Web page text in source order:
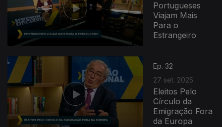
Portugueses
Viajam Mais
Para o
Estrangeiro
Ep. 32
27 set. 2025
Eleitos Pelo
Círculo da
Emigração Fora
da Europa